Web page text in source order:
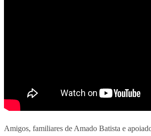
Amigos, familiares de Amado Batista e